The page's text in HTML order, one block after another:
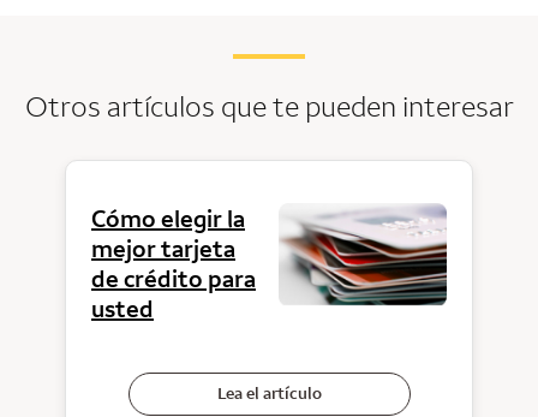
Otros artículos que te pueden interesar
Cómo elegir la
mejor tarjeta
de crédito para
usted
Lea el artículo